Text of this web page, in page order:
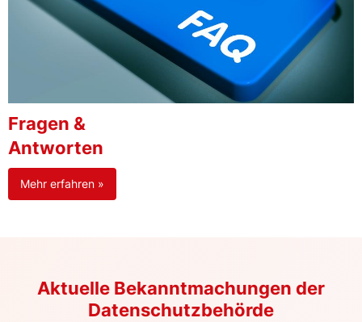
Fragen &
Antworten
Mehr erfahren »
Aktuelle Bekanntmachungen der
Datenschutzbehörde